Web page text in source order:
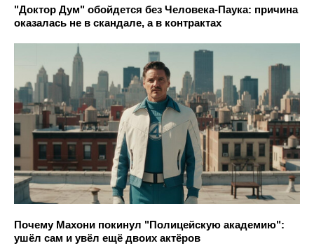
"Доктор Дум" обойдется без Человека-Паука: причина
оказалась не в скандале, а в контрактах
Почему Махони покинул "Полицейскую академию":
ушёл сам и увёл ещё двоих актёров